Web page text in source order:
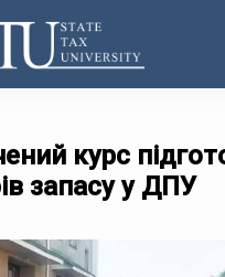
курс
запасу у ДПУ